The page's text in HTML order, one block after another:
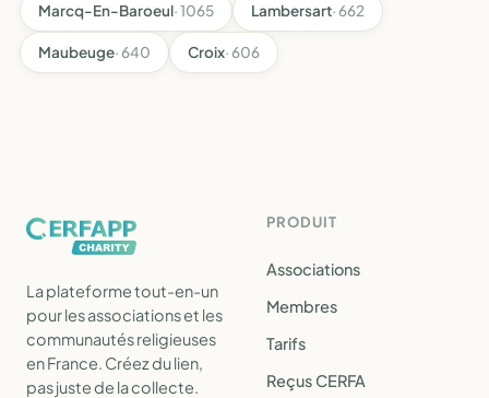
Marcq-En-Baroeul· 1065 Lambersart· 662
Maubeuge· 640 Croix· 606
La plateforme tout-en-un
pour les associations et les
communautés religieuses
en France. Créez du lien,
pas juste de la collecte.
PRODUIT
Associations
Membres
Tarifs
Reçus CERFA